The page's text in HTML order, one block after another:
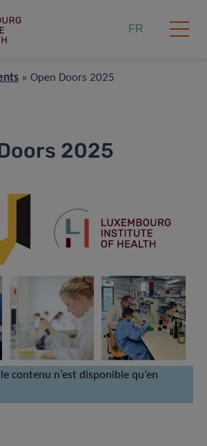
FR
» Open Doors 2025
2025
contenu n’est disponible qu’en